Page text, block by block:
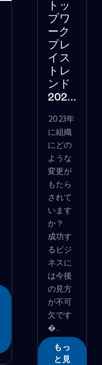
トッ
プワ
ーク
プレ
イス
トレ
ンド
202...
2023年
に組織
にどの
ような
変更が
もたら
されて
います
か？
成功す
るビジ
ネスに
は今後
の見方
が不可
欠です
�...
もっ
と見